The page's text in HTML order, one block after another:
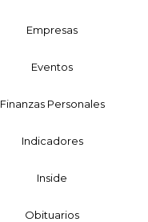
Empresas
Eventos
Finanzas Personales
Indicadores
Inside
Obituarios